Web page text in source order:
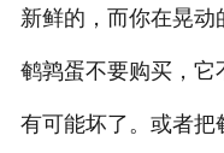
新鲜的，而你在晃
鹌鹑蛋不要购买，它
有可能坏了。或者把